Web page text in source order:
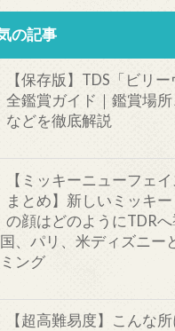
の記事
【保存版】TDS「ビリ
全鑑賞ガイド｜鑑賞場
などを徹底解説
【ミッキーニューフェ
まとめ】新しいミッキ
の顔はどのようにTDR
、パリ、米ディズニー
ング
【超高難易度】こんな所